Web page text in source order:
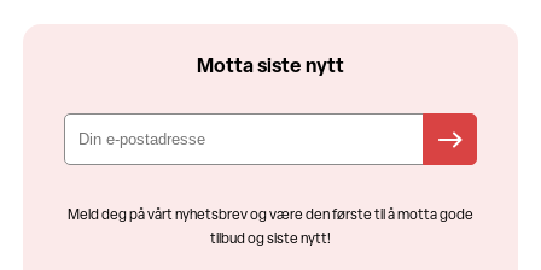
Motta siste nytt
Meld deg på vårt nyhetsbrev og være den første til å motta gode
tilbud og siste nytt!